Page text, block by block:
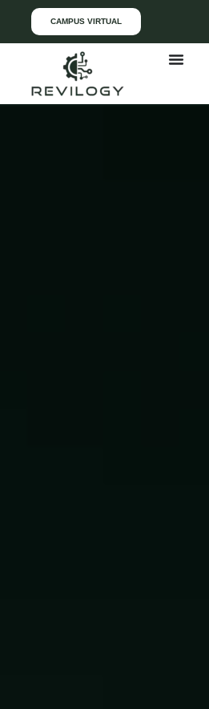
CAMPUS VIRTUAL